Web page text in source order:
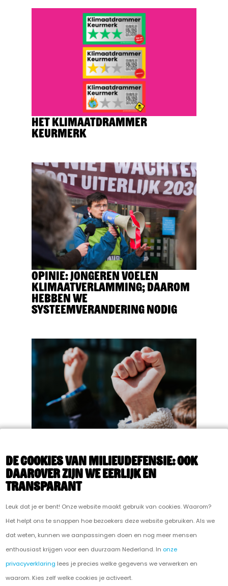
De cookies van Milieudefensie: ook
daarover zijn we eerlijk en
transparant
Leuk dat je er bent! Onze website maakt gebruik van cookies. Waarom?
Het helpt ons te snappen hoe bezoekers deze website gebruiken. Als we
dat weten, kunnen we aanpassingen doen en nog meer mensen
enthousiast krijgen voor een duurzaam Nederland. In onze
privacyverklaring lees je precies welke gegevens we verwerken en
waarom. Kies zelf welke cookies je activeert.
Het Klimaatdrammer
Keurmerk
Opinie: Jongeren voelen
klimaatverlamming; daarom
hebben we
systeemverandering nodig
STATEMENT: Ons recht op
protest